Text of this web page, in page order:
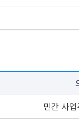
민간 사